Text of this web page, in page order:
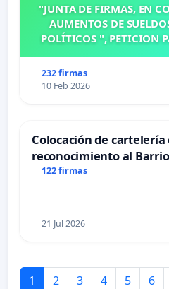
"JUNTA DE FIRMAS, EN
AUMENTOS DE
POLÍTICOS ", PETICION
ORDENANZA N°1102/
VICTORIA, ENTRE
232 firmas
10 Feb 2026
Colocación de cartelería
reconocimiento al
Laguna de Trelew y sus
122 firmas
21 Jul 2026
1 2 3 4 5 6